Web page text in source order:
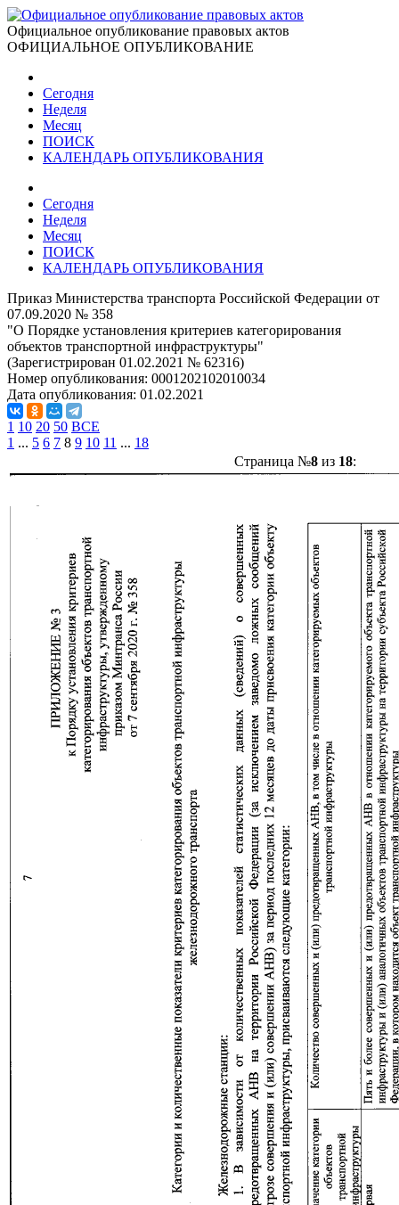
Официальное опубликование правовых актов
ОФИЦИАЛЬНОЕ ОПУБЛИКОВАНИЕ
Сегодня
Неделя
Месяц
ПОИСК
КАЛЕНДАРЬ ОПУБЛИКОВАНИЯ
Сегодня
Неделя
Месяц
ПОИСК
КАЛЕНДАРЬ ОПУБЛИКОВАНИЯ
Приказ Министерства транспорта Российской Федерации от
07.09.2020 № 358
"О Порядке установления критериев категорирования
объектов транспортной инфраструктуры"
(Зарегистрирован 01.02.2021 № 62316)
Номер опубликования: 0001202102010034
Дата опубликования: 01.02.2021
1 10 20 50 ВСЕ
1 ... 5 6 7 8 9 10 11 ... 18
Страница №8из 18: